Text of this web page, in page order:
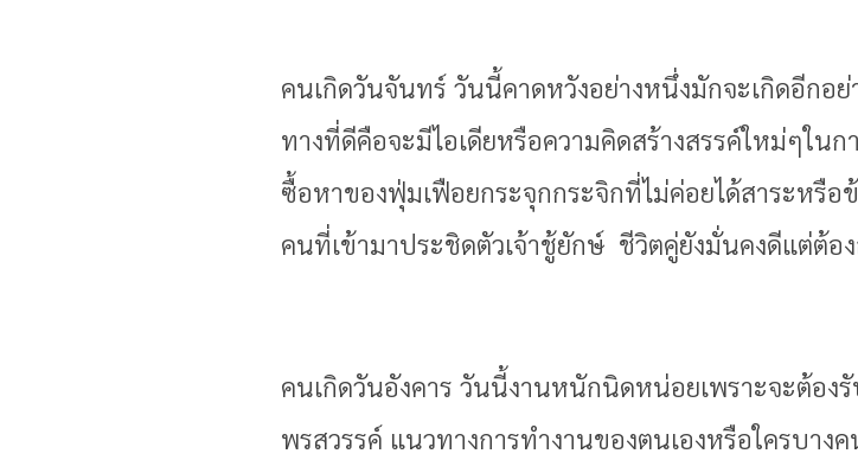
คนเกิดวันจันทร์ วันนี้คาดหวังอย่างหนึ่งมักจะเกิดอีกอ
ทางที่ดีคือจะมีไอเดียหรือความคิดสร้างสรรค์ใหม่ๆใน
ซื้อหาของฟุ่มเฟือยกระจุกกระจิกที่ไม่ค่อยได้สาระหรือ
คนที่เข้ามาประชิดตัวเจ้าชู้ยักษ์ ชีวิตคู่ยังมั่นคงดีแต่ต้อง
คนเกิดวันอังคาร วันนี้งานหนักนิดหน่อยเพราะจะต้อ
พรสวรรค์ แนวทางการทำงานของตนเองหรือใครบาง